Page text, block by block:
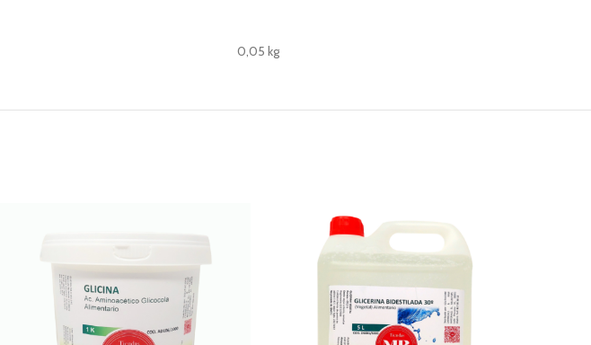
0,05 kg